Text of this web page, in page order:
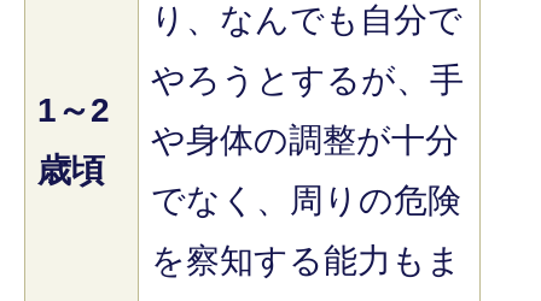
1～2
歳頃
り、なんでも自分で
やろうとするが、手
や身体の調整が十分
でなく、周りの危険
を察知する能力もま